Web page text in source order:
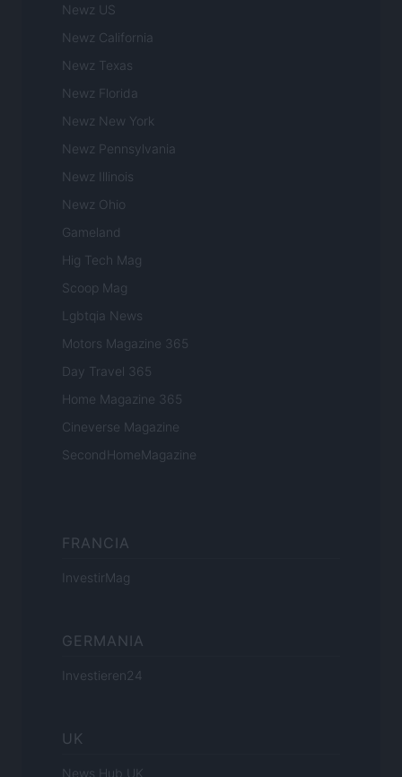
Newz US
Newz California
Newz Texas
Newz Florida
Newz New York
Newz Pennsylvania
Newz Illinois
Newz Ohio
Gameland
Hig Tech Mag
Scoop Mag
Lgbtqia News
Motors Magazine 365
Day Travel 365
Home Magazine 365
Cineverse Magazine
SecondHomeMagazine
FRANCIA
InvestirMag
GERMANIA
Investieren24
UK
News Hub UK